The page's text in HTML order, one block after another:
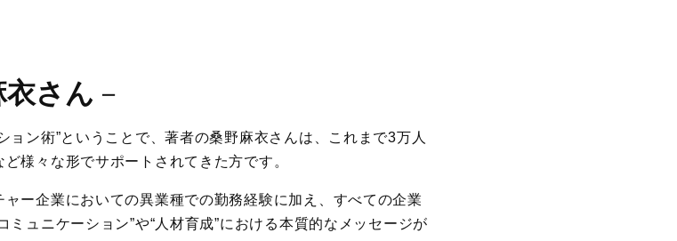
さん －
ョン術”ということで、著者の桑野麻衣さんは、これまで3万人
様々な形でサポートされてきた方です。
ー企業においての異業種での勤務経験に加え、すべての企業
ュニケーション”や“人材育成”における本質的なメッセージが